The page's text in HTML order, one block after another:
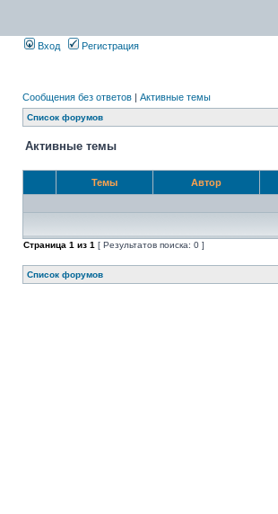
Вход Регистрация
Сообщения без ответов | Активные темы
Список форумов
Активные темы
Темы Автор
Страница 1 из 1 [ Результатов поиска: 0 ]
Список форумов